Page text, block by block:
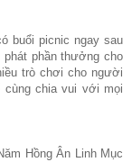
buổi picnic ngay sau
phát phần thưởng cho
trò chơi cho người
chia vui với mọi
Hồng Ân Linh Mục